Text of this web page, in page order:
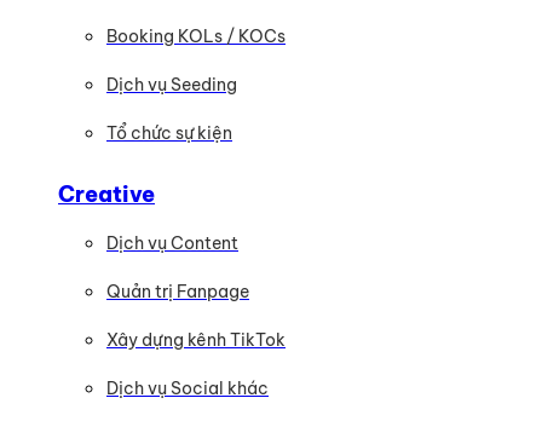
Booking KOLs / KOCs
Dịch vụ Seeding
Tổ chức sự kiện
Creative
Dịch vụ Content
Quản trị Fanpage
Xây dựng kênh TikTok
Dịch vụ Social khác